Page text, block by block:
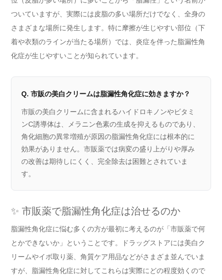
ついていますが、実際には皮脂の多い場所だけでなく、全身の
さまざまな場所に発生します。特に摩擦が生じやすい部位（下
着や衣類のラインが当たる場所）では、炎症を伴った脂漏性角
化症が生じやすいことが知られています。
Q. 市販の美白クリームは脂漏性角化症に効きますか？
市販の美白クリームに含まれるハイドロキノンやビタミ
ンC誘導体は、メラニン色素の生成を抑えるものであり、
角化細胞の異常増殖が原因の脂漏性角化症には根本的に
効果がありません。市販薬では病変の盛り上がりや厚み
の改善は期待しにくく、完全除去は困難とされていま
す。
✨ 市販薬で脂漏性角化症は治せるのか
脂漏性角化症に悩む多くの方が最初に考えるのが「市販薬で何
とかできないか」ということです。ドラッグストアには美白ク
リームやイボ取り薬、角質ケア用品などがさまざま並んでいま
すが、脂漏性角化症に対してこれらは実際にどの程度効くので